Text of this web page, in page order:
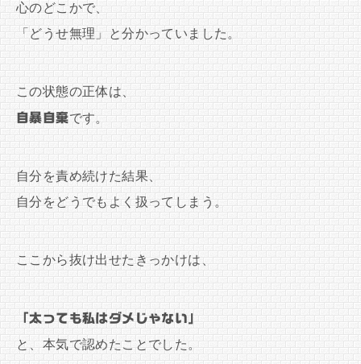
心のどこかで、
「どうせ無理」と分かっていました。
この状態の正体は、
自暴自棄です。
自分を責め続けた結果、
自分をどうでもよく扱ってしまう。
ここから抜け出せたきっかけは、
「太っても私はダメじゃない」
と、本気で認めたことでした。